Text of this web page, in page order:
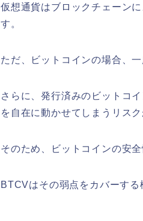
仮想通貨はブロックチェーン
す。
ただ、ビットコインの場合、
さらに、発行済みのビットコ
を自在に動かせてしまうリスク
そのため、ビットコインの安
BTCVはその弱点をカバーする